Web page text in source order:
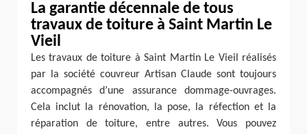
La garantie décennale de tous
travaux de toiture à Saint Martin Le
Vieil
Les travaux de toiture à Saint Martin Le Vieil réalisés
par la société couvreur Artisan Claude sont toujours
accompagnés d’une assurance dommage-ouvrages.
Cela inclut la rénovation, la pose, la réfection et la
réparation de toiture, entre autres. Vous pouvez